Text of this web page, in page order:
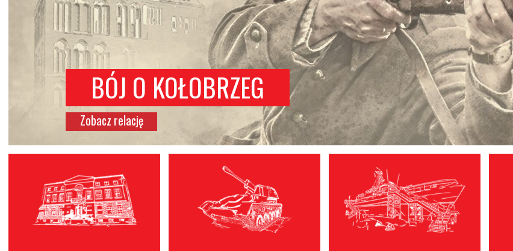
EKSPOZYCJA PLENEROWA
Pojazdy bojowe, wyrzutnie rakiet, artyleria przeciwpancerna i przeciwlotnicza, samoloty produkcji
powojennej.